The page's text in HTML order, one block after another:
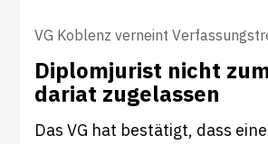
VG Koblenz verneint
Dip­lom­ju­rist nicht
da­riat zuge­lassen
Das VG hat bestätigt, dass